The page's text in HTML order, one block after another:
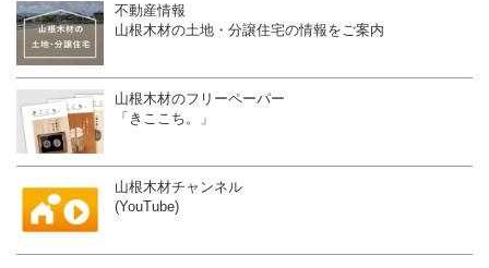
不動産情報
山根木材の土地・分譲住宅の情報をご案内
山根木材のフリーペーパー
「きここち。」
山根木材チャンネル
(YouTube)